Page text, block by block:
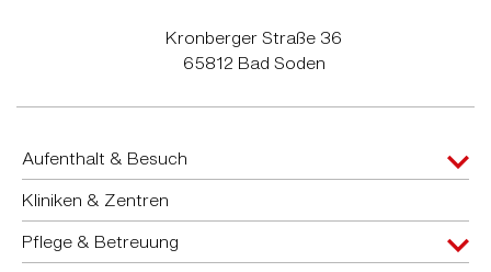
Kronberger Straße 36
65812 Bad Soden
Aufenthalt & Besuch
Kliniken & Zentren
Pflege & Betreuung